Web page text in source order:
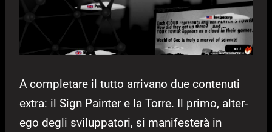
A completare il tutto arrivano due contenuti
extra: il Sign Painter e la Torre. Il primo, alter-
ego degli sviluppatori, si manifesterà in